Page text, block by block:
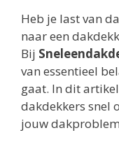
Heb je last van
naar een
Bij
van essentieel
gaat. In dit
dakdekkers snel
jouw